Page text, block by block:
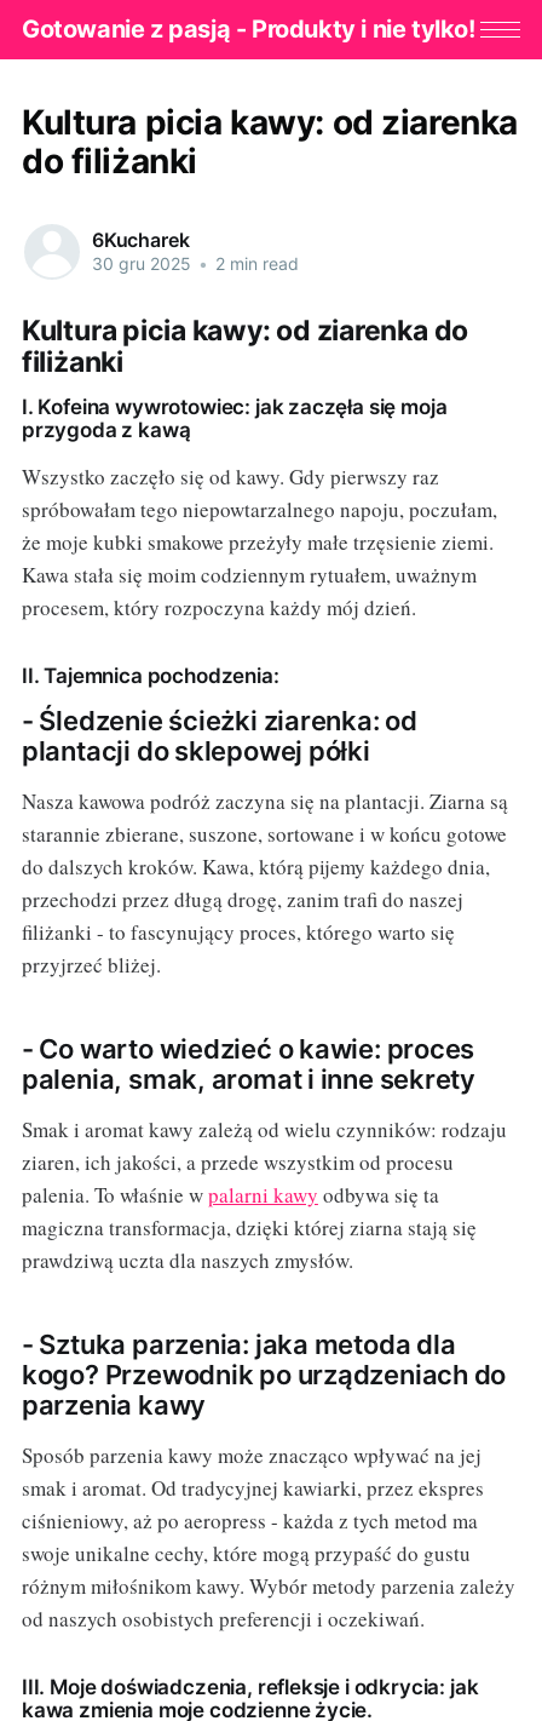
Gotowanie z pasją - Produkty i nie tylko!
Kultura picia kawy: od ziarenka
do filiżanki
6Kucharek
30 gru 2025 • 2 min read
Kultura picia kawy: od ziarenka do
filiżanki
I. Kofeina wywrotowiec: jak zaczęła się moja
przygoda z kawą
Wszystko zaczęło się od kawy. Gdy pierwszy raz
spróbowałam tego niepowtarzalnego napoju, poczułam,
że moje kubki smakowe przeżyły małe trzęsienie ziemi.
Kawa stała się moim codziennym rytuałem, uważnym
procesem, który rozpoczyna każdy mój dzień.
II. Tajemnica pochodzenia:
- Śledzenie ścieżki ziarenka: od
plantacji do sklepowej półki
Nasza kawowa podróż zaczyna się na plantacji. Ziarna są
starannie zbierane, suszone, sortowane i w końcu gotowe
do dalszych kroków. Kawa, którą pijemy każdego dnia,
przechodzi przez długą drogę, zanim trafi do naszej
filiżanki - to fascynujący proces, którego warto się
przyjrzeć bliżej.
- Co warto wiedzieć o kawie: proces
palenia, smak, aromat i inne sekrety
Smak i aromat kawy zależą od wielu czynników: rodzaju
ziaren, ich jakości, a przede wszystkim od procesu
palenia. To właśnie wpalarni kawy odbywa się ta
magiczna transformacja, dzięki której ziarna stają się
prawdziwą uczta dla naszych zmysłów.
- Sztuka parzenia: jaka metoda dla
kogo? Przewodnik po urządzeniach do
parzenia kawy
Sposób parzenia kawy może znacząco wpływać na jej
smak i aromat. Od tradycyjnej kawiarki, przez ekspres
ciśnieniowy, aż po aeropress - każda z tych metod ma
swoje unikalne cechy, które mogą przypaść do gustu
różnym miłośnikom kawy. Wybór metody parzenia zależy
od naszych osobistych preferencji i oczekiwań.
III. Moje doświadczenia, refleksje i odkrycia: jak
kawa zmienia moje codzienne życie.